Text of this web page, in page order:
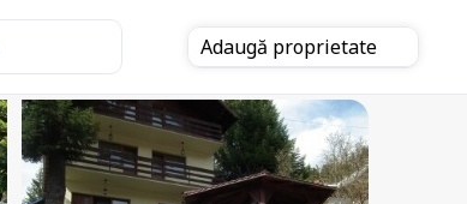
Adaugă proprietate